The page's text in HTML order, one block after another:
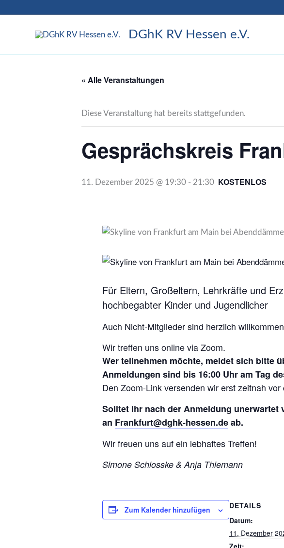
DGhK RV Hessen e.V.
« Alle Veranstaltungen
Diese Veranstaltung hat bereits stattgefunden.
Gesprächskreis
11. Dezember 2025 @ 19:30 - 21:30 KOSTENLOS
Für Eltern, Großeltern, Lehrkräfte und
hochbegabter Kinder und Jugendlicher
Auch Nicht-Mitglieder sind herzlich
Wir treffen uns online via Zoom.
Wer teilnehmen möchte, meldet sich bitte
Anmeldungen sind bis 16:00 Uhr am Tag
Den Zoom-Link versenden wir erst zeitnah
Solltet Ihr nach der Anmeldung unerwartet
an Frankfurt@dghk-hessen.deab.
Wir freuen uns auf ein lebhaftes Treffen!
Simone Schlosske & Anja Thiemann
Zum Kalender hinzufügen
DETAILS
Datum:
11. Dezember
Zeit: